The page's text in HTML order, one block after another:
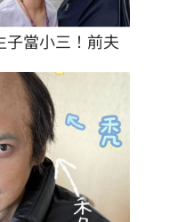
子當小三！前夫